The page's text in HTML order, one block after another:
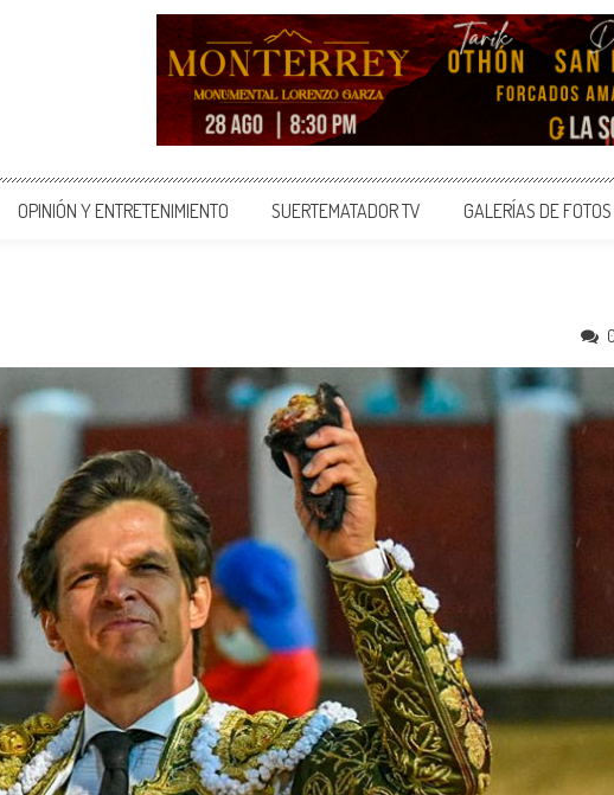
OPINIÓN Y ENTRETENIMIENTO SUERTEMATADOR TV GALERÍAS DE FOTOS